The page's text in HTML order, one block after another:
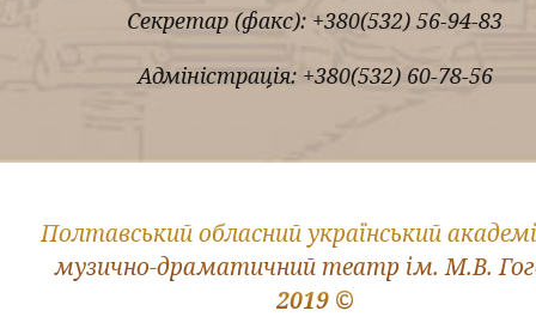
Секретар (факс): +380(532) 56-94-83
Адміністрація: +380(532) 60-78-56
2019 ©
Полтавський обласний український
музично-драматичний театр ім. М.В.